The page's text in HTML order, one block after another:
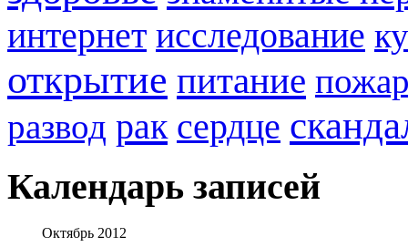
интернет исследование
открытие питание
развод рак сердце
Календарь записей
Октябрь 2012